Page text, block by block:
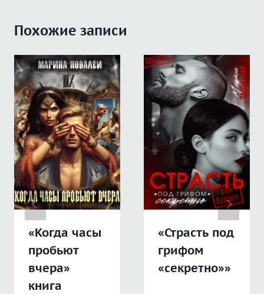
Похожие записи
«Когда часы
пробьют
вчера»
книга
«Страсть под
грифом
«секретно»»